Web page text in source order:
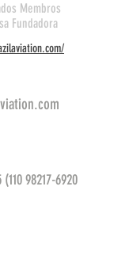
Membros
Fundadora
98217-6920